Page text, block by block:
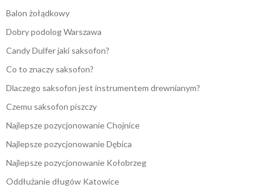
Balon żołądkowy
Dobry podolog Warszawa
Candy Dulfer jaki saksofon?
Co to znaczy saksofon?
Dlaczego saksofon jest instrumentem drewnianym?
Czemu saksofon piszczy
Najlepsze pozycjonowanie Chojnice
Najlepsze pozycjonowanie Dębica
Najlepsze pozycjonowanie Kołobrzeg
Oddłużanie długów Katowice